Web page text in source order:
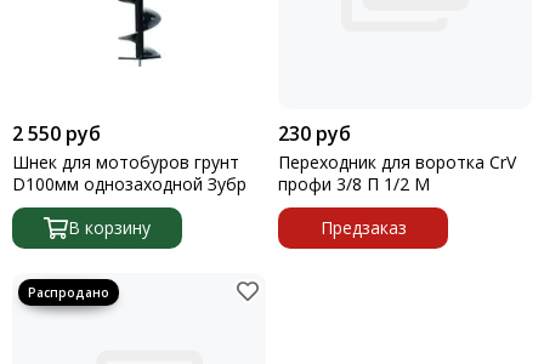
2 550 руб
Шнек для мотобуров грунт
D100мм однозаходной Зубр
В корзину
230 руб
Переходник для воротка CrV
профи 3/8 П 1/2 М
Предзаказ